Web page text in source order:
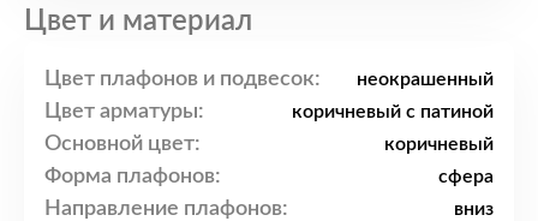
Цвет и материал
Цвет плафонов и подвесок: неокрашенный
Цвет арматуры: коричневый с патиной
Основной цвет: коричневый
Форма плафонов: сфера
Направление плафонов: вниз